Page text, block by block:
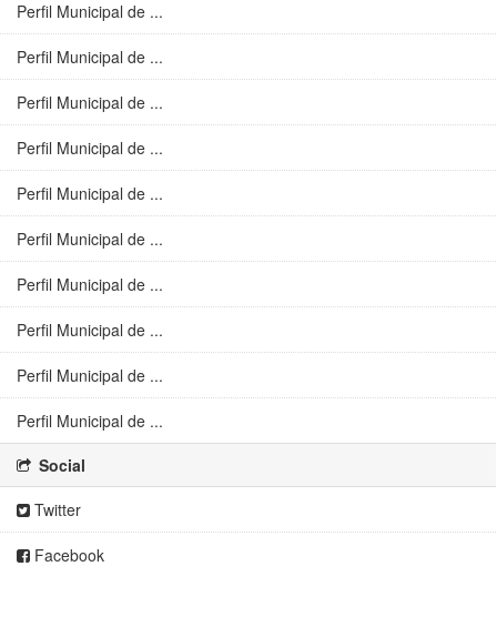
Perfil Municipal de ...
Perfil Municipal de ...
Perfil Municipal de ...
Perfil Municipal de ...
Perfil Municipal de ...
Perfil Municipal de ...
Perfil Municipal de ...
Perfil Municipal de ...
Perfil Municipal de ...
Perfil Municipal de ...
Social
Twitter
Facebook